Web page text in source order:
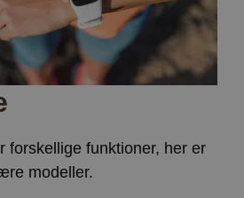
forskellige funktioner, her er
modeller.